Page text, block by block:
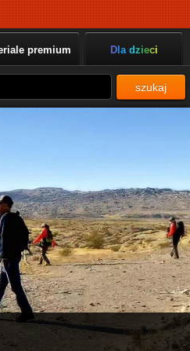
premium Dla dzieci
szukaj